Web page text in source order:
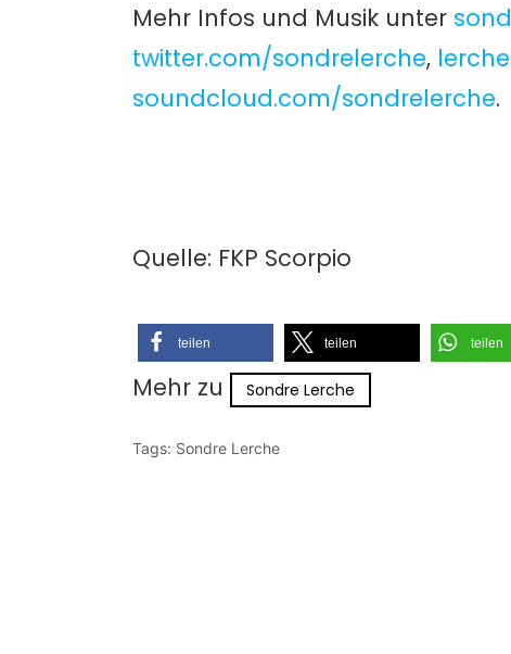
Mehr Infos und Musik unter
twitter.com/sondrelerche,
soundcloud.com/sondrelerche.
Quelle: FKP Scorpio
teilen teilen teilen
Mehr zu Sondre Lerche
Tags: Sondre Lerche